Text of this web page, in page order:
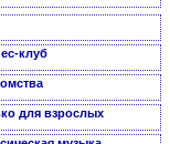
клуб
для взрослых